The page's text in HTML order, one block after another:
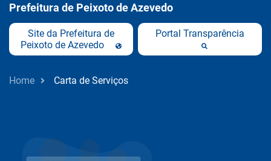
Prefeitura de Peixoto de Azevedo
Site da Prefeitura de
Peixoto de Azevedo
Portal Transparência
Home Carta de Serviços